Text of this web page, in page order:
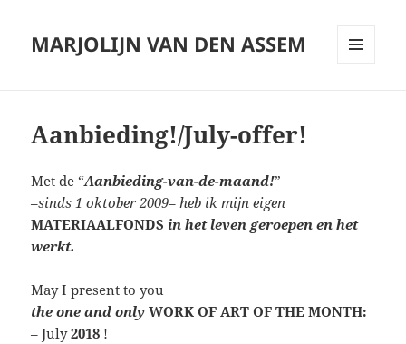
MARJOLIJN VAN DEN ASSEM
Aanbieding!/July-offer!
Met de “Aanbieding-van-de-maand!”
–sinds 1 oktober 2009–heb ik mijn eigen
MATERIAALFONDS in het leven geroepen en het
werkt.
May I present to you
the one and onlyWORK OF ART OF THE MONTH:
– July2018 !